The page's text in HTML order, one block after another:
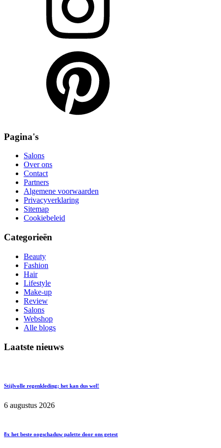
Pagina's
Salons
Over ons
Contact
Partners
Algemene voorwaarden
Privacyverklaring
Sitemap
Cookiebeleid
Categorieën
Beauty
Fashion
Hair
Lifestyle
Make-up
Review
Salons
Webshop
Alle blogs
Laatste nieuws
Stijlvolle regenkleding; het kan dus wel!
6 augustus 2026
8x het beste oogschaduw palette door ons getest